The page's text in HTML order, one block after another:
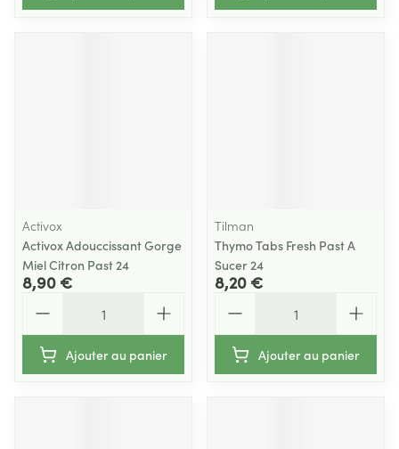
Activox
Activox Adouccissant Gorge
Miel Citron Past 24
8,90 €
Ajouter au panier
Tilman
Thymo Tabs Fresh Past A
Sucer 24
8,20 €
Ajouter au panier